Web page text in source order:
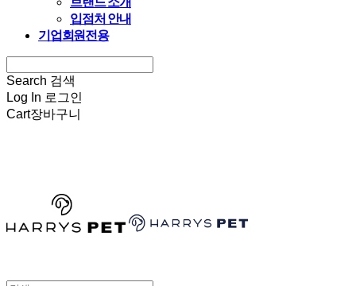
입점처 안내
기업회원전용
Search 검색
Log In 로그인
Cart장바구니